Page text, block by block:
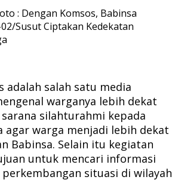
: Dengan Komsos, Babinsa
Susut Ciptakan Kedekatan
adalah salah satu media
warganya lebih dekat
silahturahmi kepada
agar warga menjadi lebih dekat
Babinsa. Selain itu kegiatan
untuk mencari informasi
situasi di wilayah